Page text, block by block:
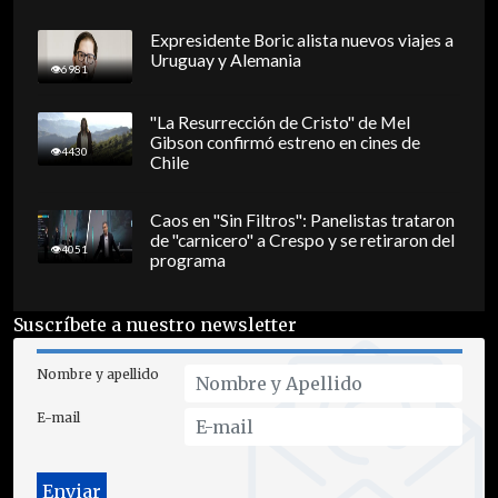
6981
Expresidente Boric alista nuevos viajes a
Uruguay y Alemania
4430
"La Resurrección de Cristo" de Mel
Gibson confirmó estreno en cines de
Chile
4051
Caos en "Sin Filtros": Panelistas trataron
de "carnicero" a Crespo y se retiraron del
programa
Suscríbete a nuestro newsletter
Nombre y apellido
E-mail